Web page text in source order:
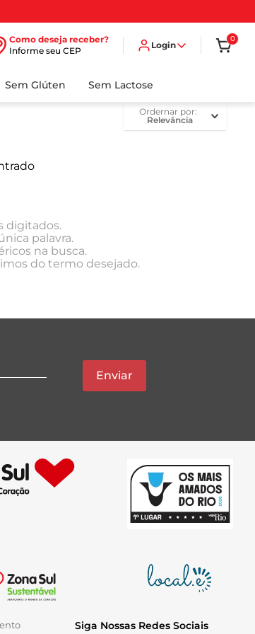
Como deseja receber?
Informe seu CEP
Login
0
Sem Glúten Sem Lactose
ordernar por
Relevância
digitados.
palavra.
na busca.
do termo desejado.
Enviar
Siga Nossas Redes Sociais